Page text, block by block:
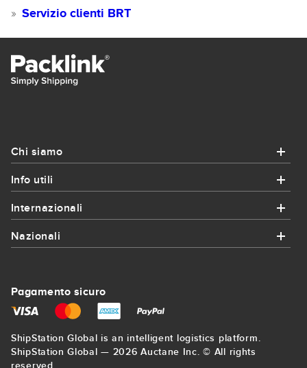
Servizio clienti BRT
Chi siamo
Iscrizione
Blog
Info utili
Coupon e promozioni
Spedizioni per imprese
Calcola il peso volumetrico
Internazionali
Spedizioni in Francia
Spedizioni in Germania
Spedizioni in Inghilterra
Nazionali
Corrieri Bologna
Corrieri Firenze
Pagamento sicuro
ShipStation Global is an intelligent logistics platform.
ShipStation Global — 2026 Auctane Inc. © All rights